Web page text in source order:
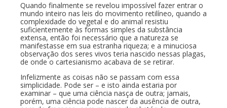
Quando finalmente se revelou impossível fazer entrar o
mundo inteiro nas leis do movimento retilíneo, quando a
complexidade do vegetal e do animal resistiu
suficientemente às formas simples da substância
extensa, então foi necessário que a natureza se
manifestasse em sua estranha riqueza; e a minuciosa
observação dos seres vivos teria nascido nessas plagas,
de onde o cartesianismo acabava de se retirar.
Infelizmente as coisas não se passam com essa
simplicidade. Pode ser – e isto ainda estaria por
examinar – que uma ciência nasça de outra; jamais,
porém, uma ciência pode nascer da ausência de outra,